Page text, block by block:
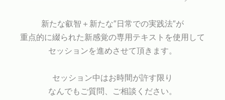
新たな叡智＋新たな″日常での実践法″が
重点的に綴られた新感覚の専用テキストを使用して
セッションを進めさせて頂きます。
セッション中はお時間が許す限り
なんでもご質問、ご相談ください。